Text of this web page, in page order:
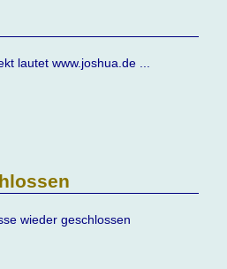
lautet www.joshua.de ...
wieder geschlossen